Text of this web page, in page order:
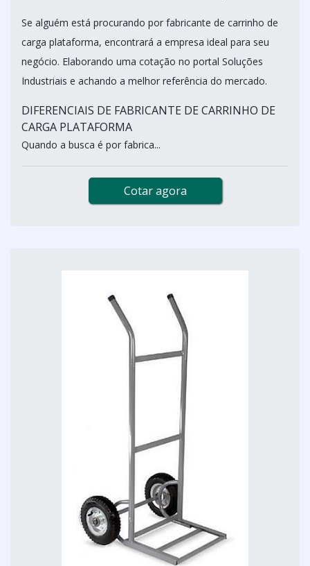
Se alguém está procurando por fabricante de carrinho de
carga plataforma, encontrará a empresa ideal para seu
negócio. Elaborando uma cotação no portal Soluções
Industriais e achando a melhor referência do mercado.
DIFERENCIAIS DE FABRICANTE DE CARRINHO DE
CARGA PLATAFORMA
Quando a busca é por fabrica...
Cotar agora